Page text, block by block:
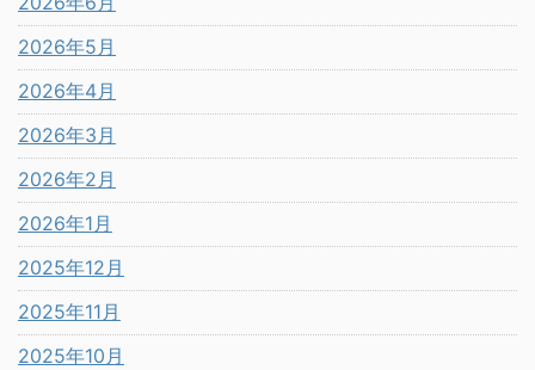
2026年5月
2026年4月
2026年3月
2026年2月
2026年1月
2025年12月
2025年11月
2025年10月